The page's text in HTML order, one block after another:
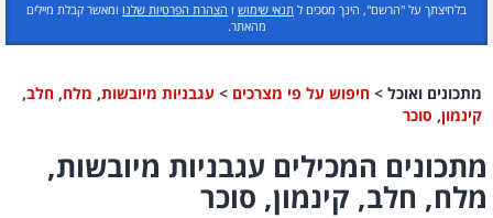
בלחיצתך על "הרשם", הינך מסכים ל תנאי שימוש ו הצהרת הפרטיות שלנו ומאשר קבלת מיילים
מהאתר.
מתכונים ואוכל > חיפוש על פי מצרכים > עגבניות מיובשות, מלח, חלב,
קינמון, סוכר
מתכונים המכילים עגבניות מיובשות,
מלח, חלב, קינמון, סוכר